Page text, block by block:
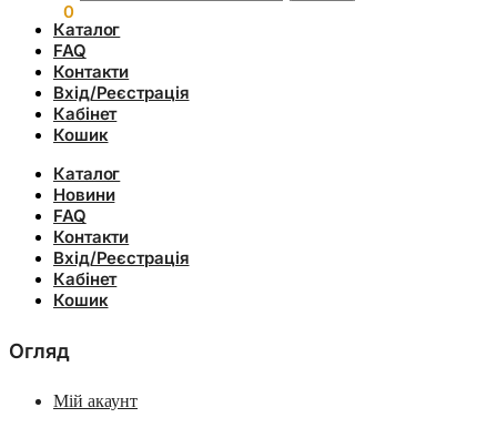
0
Каталог
FAQ
Контакти
Вхід/Реєстрація
Кабінет
Кошик
Каталог
Новини
FAQ
Контакти
Вхід/Реєстрація
Кабінет
Кошик
Огляд
Мій акаунт